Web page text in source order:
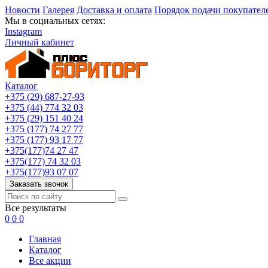
Новости Галерея Доставка и оплата Порядок подачи
Мы в социальных сетях:
Instagram
Личный кабинет
Каталог
+375 (29) 687-27-93
+375 (44) 774 32 03
+375 (29) 151 40 24
+375 (177) 74 27 77
+375 (177) 93 17 77
+375(177)74 27 47
+375(177) 74 32 03
+375(177)93 07 07
Заказать звонок
Все результаты
0 0 0
Главная
Каталог
Все акции